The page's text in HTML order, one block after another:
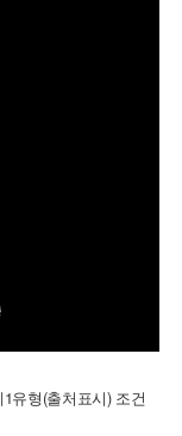
유형(출처표시) 조건